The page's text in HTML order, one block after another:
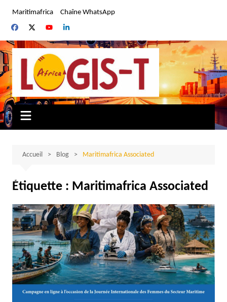
contenu
Maritimafrica Chaîne WhatsApp
Accueil Blog Maritimafrica Associated
Étiquette : Maritimafrica Associated